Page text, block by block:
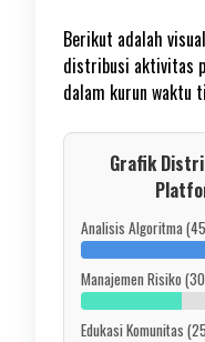
Berikut adalah
distribusi aktivitas
dalam kurun waktu
Grafik
Analisis Algoritma
Manajemen Risiko
Edukasi Komunitas